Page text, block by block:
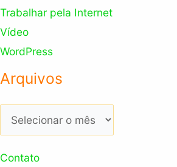
Trabalhar pela Internet
Vídeo
WordPress
Arquivos
Arquivos
Contato